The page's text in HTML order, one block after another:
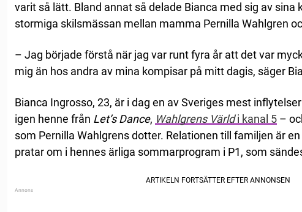
varit så lätt. Bland annat så delade Bianca med sig av sina
stormiga skilsmässan mellan mamma Pernilla Wahlgren
– Jag började förstå när jag var runt fyra år att det var
mig än hos andra av mina kompisar på mitt dagis, säger
Bianca Ingrosso, 23, är i dag en av Sveriges mest
igen henne från Let’s Dance, Wahlgrens Världi kanal 5 –
som Pernilla Wahlgrens dotter. Relationen till familjen är
pratar om i hennes ärliga sommarprogram i P1, som